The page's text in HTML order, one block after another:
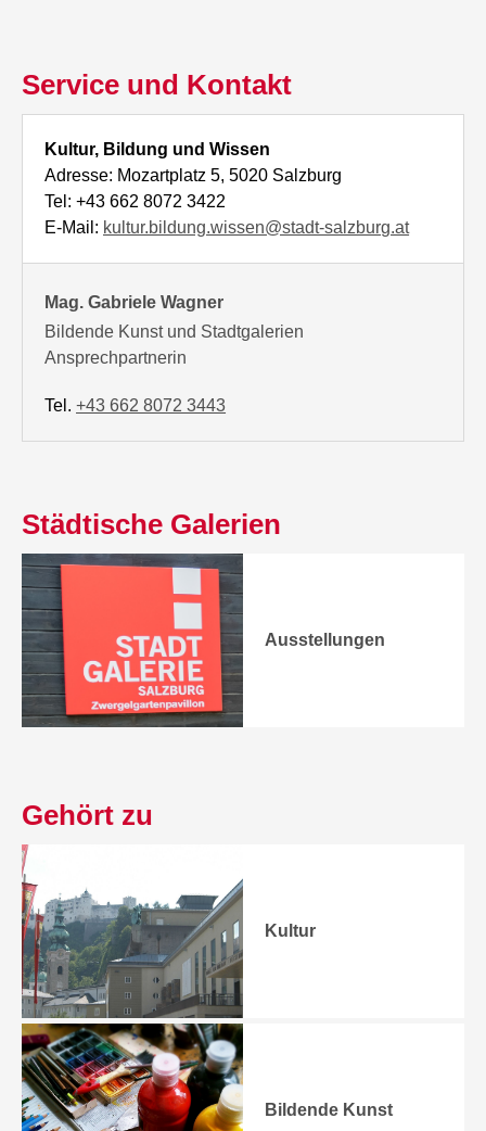
Service und Kontakt
Kultur, Bildung und Wissen
Adresse: Mozartplatz 5, 5020 Salzburg
Tel: +43 662 8072 3422
E-Mail: kultur.bildung.wissen@stadt-salzburg.at
Mag. Gabriele Wagner
Bildende Kunst und Stadtgalerien
Ansprechpartnerin
Tel.+43 662 8072 3443
Städtische Galerien
Ausstellungen
Gehört zu
Kultur
Bildende Kunst